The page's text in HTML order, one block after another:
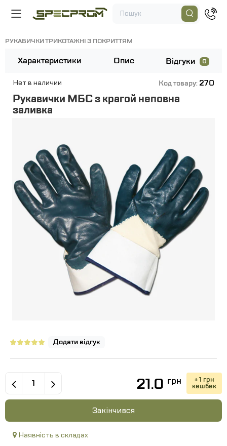
РУКАВИЧКИ ТРИКОТАЖНІ З ПОКРИТТЯМ
Характеристики Опис Відгуки 0
Нет в наличии Код товару: 270
Рукавички МБС з крагой неповна
заливка
Додати відгук
21.0 грн + 1 грн
кешбек
Закінчився
Наявність в складах